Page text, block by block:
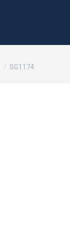
SG1174